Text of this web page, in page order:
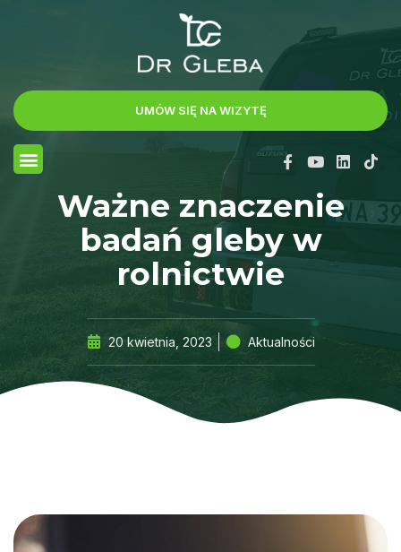
UMÓW SIĘ NA WIZYTĘ
Ważne znaczenie
badań gleby w
rolnictwie
20 kwietnia, 2023 Aktualności